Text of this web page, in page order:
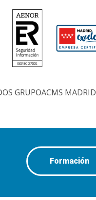
GRUPOACMS MADRID
Formación